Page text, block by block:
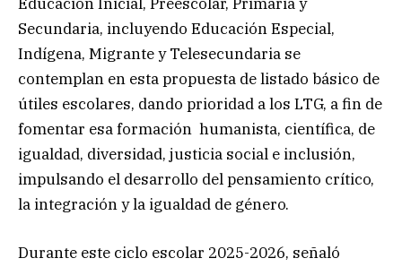
Secundaria, incluyendo Educación Especial,
Indígena, Migrante y Telesecundaria se
contemplan en esta propuesta de listado básico de
útiles escolares, dando prioridad a los LTG, a fin de
fomentar esa formación humanista, científica, de
igualdad, diversidad, justicia social e inclusión,
impulsando el desarrollo del pensamiento crítico,
la integración y la igualdad de género.
Durante este ciclo escolar 2025-2026, señaló